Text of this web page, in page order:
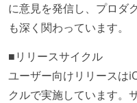
に意見を発信し、プロダ
も深く関わっています。
■リリースサイクル
ユーザー向けリリースは
クルで実施しています。